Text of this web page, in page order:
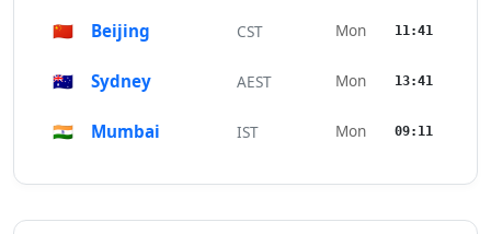
🇨🇳 Beijing CST Mon 11:41
🇦🇺 Sydney AEST Mon 13:41
🇮🇳 Mumbai IST Mon 09:11